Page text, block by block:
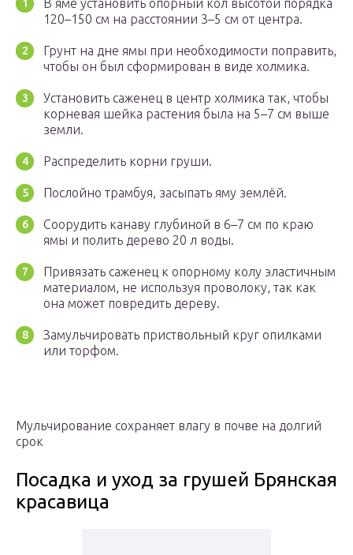
В яме установить опорный кол высотой порядка
120–150 см на расстоянии 3–5 см от центра.
Грунт на дне ямы при необходимости поправить,
чтобы он был сформирован в виде холмика.
Установить саженец в центр холмика так, чтобы
корневая шейка растения была на 5–7 см выше
земли.
Распределить корни груши.
Послойно трамбуя, засыпать яму землёй.
Соорудить канаву глубиной в 6–7 см по краю
ямы и полить дерево 20 л воды.
Привязать саженец к опорному колу эластичным
материалом, не используя проволоку, так как
она может повредить дереву.
Замульчировать приствольный круг опилками
или торфом.
Мульчирование сохраняет влагу в почве на долгий
срок
Посадка и уход за грушей Брянская
красавица